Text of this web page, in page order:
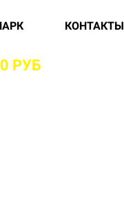
КОНТАКТЫ
РУБ